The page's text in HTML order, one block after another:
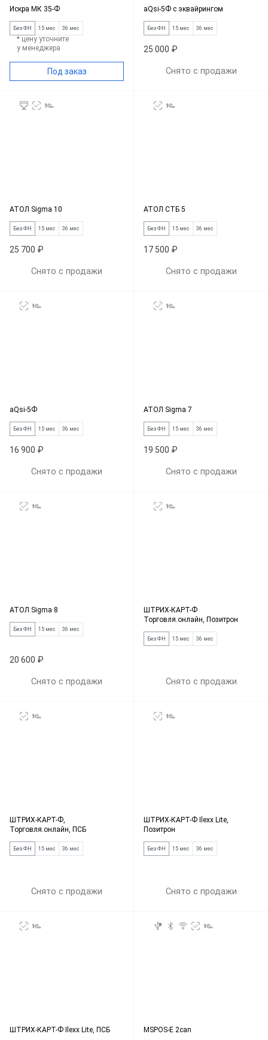
Искра МК 35-Ф
Без ФН 15 мес 36 мес
* цену уточните
у менеджера
Под заказ
aQsi-5Ф с эквайрингом
Без ФН 15 мес 36 мес
25 000 ₽
Снято с продажи
АТОЛ Sigma 10
Без ФН 15 мес 36 мес
25 700 ₽
Снято с продажи
АТОЛ СТБ 5
Без ФН 15 мес 36 мес
17 500 ₽
Снято с продажи
aQsi-5Ф
Без ФН 15 мес 36 мес
16 900 ₽
Снято с продажи
АТОЛ Sigma 7
Без ФН 15 мес 36 мес
19 500 ₽
Снято с продажи
АТОЛ Sigma 8
Без ФН 15 мес 36 мес
20 600 ₽
Снято с продажи
ШТРИХ-КАРТ-Ф
Торговля.онлайн, Позитрон
Без ФН 15 мес 36 мес
Снято с продажи
ШТРИХ-КАРТ-Ф,
Торговля.онлайн, ПСБ
Без ФН 15 мес 36 мес
Снято с продажи
ШТРИХ-КАРТ-Ф Ilexx Lite,
Позитрон
Без ФН 15 мес 36 мес
Снято с продажи
ШТРИХ-КАРТ-Ф Ilexx Lite, ПСБ MSPOS-E 2can